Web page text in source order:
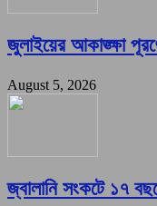
জুলাইয়ের আকাঙ্ক্ষা
August 5, 2026
জ্বালানি সংকটে ১৭